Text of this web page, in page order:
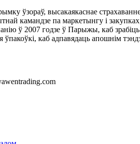
ўзораў, высакаякаснае
камандзе па маркетынгу і
ў 2007 годзе ў Парыжы, каб
каб адпавядаць апошнім